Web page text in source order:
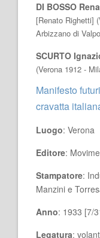
DI BOSSO
[Renato Righetti]
Arbizzano di
SCURTO
(Verona 1912 -
Manifesto
cravatta
Luogo: Verona
Editore:
Stampatore:
Manzini e
Anno: 1933 [7/
Legatura: